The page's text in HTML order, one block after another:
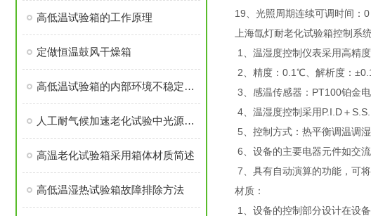
高低温试验箱的工作原理
定做恒温鼓风干燥箱
高低温试验箱的内部环境不稳定怎么办
人工耐气候加速老化试验中光源的选择及常见问题
高温老化试验箱采用箱体材质简述
高低温湿热试验箱故障排除方法
19、光照周期连续可调时间：
上海氙灯耐老化试验箱控制系统
1、温湿度控制仪表采用高精
2、精度：0.1℃、解析度：
3、感温传感器：PT100铂金电
4、温湿度控制采用P.I.D＋
5、控制方式：热平衡调温调湿
6、设备的主要电器元件如交
7、具有自动演算的功能，可
材质：
1、设备的控制部分设计在设